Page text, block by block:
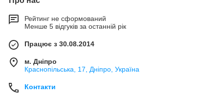
Рейтинг не сформований
Менше 5 відгуків за останній рік
Працює з 30.08.2014
м. Дніпро
Краснопільська, 17, Дніпро, Україна
Контакти